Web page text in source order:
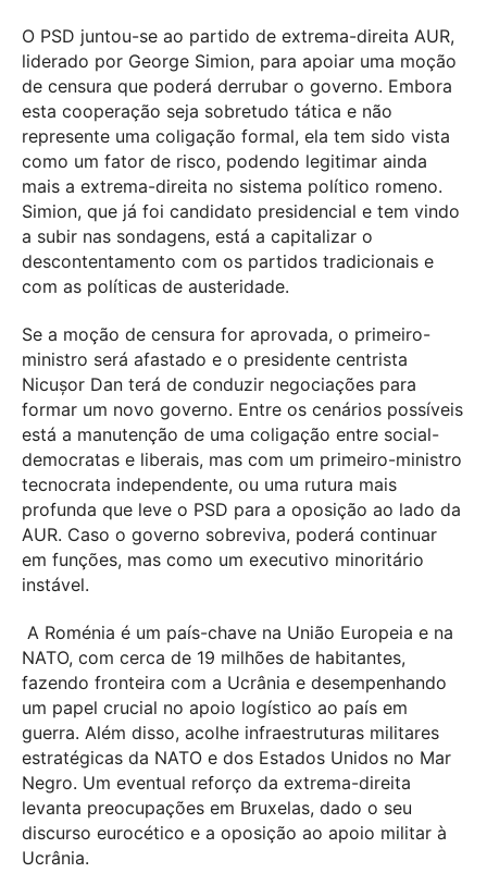
O PSD juntou-se ao partido de extrema-direita AUR,
liderado por George Simion, para apoiar uma moção
de censura que poderá derrubar o governo. Embora
esta cooperação seja sobretudo tática e não
represente uma coligação formal, ela tem sido vista
como um fator de risco, podendo legitimar ainda
mais a extrema-direita no sistema político romeno.
Simion, que já foi candidato presidencial e tem vindo
a subir nas sondagens, está a capitalizar o
descontentamento com os partidos tradicionais e
com as políticas de austeridade.
Se a moção de censura for aprovada, o primeiro-
ministro será afastado e o presidente centrista
Nicușor Dan terá de conduzir negociações para
formar um novo governo. Entre os cenários possíveis
está a manutenção de uma coligação entre social-
democratas e liberais, mas com um primeiro-ministro
tecnocrata independente, ou uma rutura mais
profunda que leve o PSD para a oposição ao lado da
AUR. Caso o governo sobreviva, poderá continuar
em funções, mas como um executivo minoritário
instável.
A Roménia é um país-chave na União Europeia e na
NATO, com cerca de 19 milhões de habitantes,
fazendo fronteira com a Ucrânia e desempenhando
um papel crucial no apoio logístico ao país em
guerra. Além disso, acolhe infraestruturas militares
estratégicas da NATO e dos Estados Unidos no Mar
Negro. Um eventual reforço da extrema-direita
levanta preocupações em Bruxelas, dado o seu
discurso eurocético e a oposição ao apoio militar à
Ucrânia.